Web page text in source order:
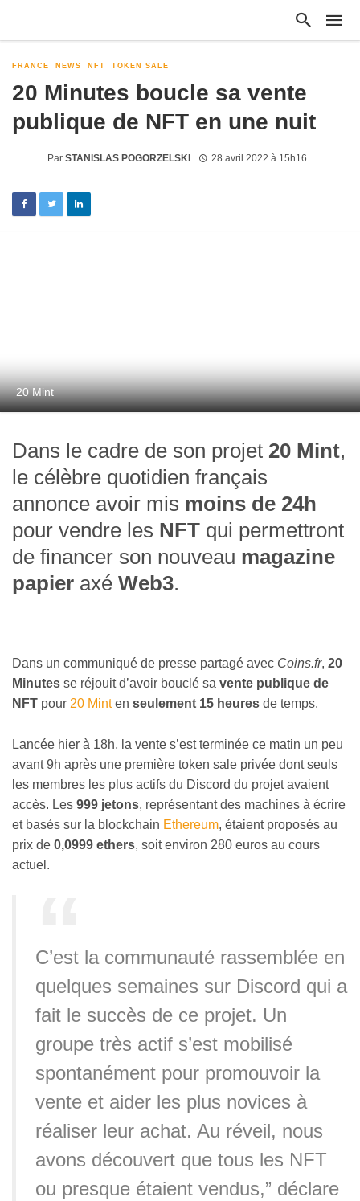
FRANCE NEWS NFT TOKEN SALE
20 Minutes boucle sa vente
publique de NFT en une nuit
Par STANISLAS POGORZELSKI 28 avril 2022 à 15h16
20 Mint
Dans le cadre de son projet 20 Mint,
le célèbre quotidien français
annonce avoir mis moins de 24h
pour vendre les NFT qui permettront
de financer son nouveau magazine
papier axé Web3.
Dans un communiqué de presse partagé avec Coins.fr, 20
Minutes se réjouit d’avoir bouclé sa vente publique de
NFT pour 20 Minten seulement 15 heures de temps.
Lancée hier à 18h, la vente s’est terminée ce matin un peu
avant 9h après une première token sale privée dont seuls
les membres les plus actifs du Discord du projet avaient
accès. Les 999 jetons, représentant des machines à écrire
et basés sur la blockchain Ethereum, étaient proposés au
prix de 0,0999 ethers, soit environ 280 euros au cours
actuel.
C’est la communauté rassemblée en
quelques semaines sur Discord qui a
fait le succès de ce projet. Un
groupe très actif s’est mobilisé
spontanément pour promouvoir la
vente et aider les plus novices à
réaliser leur achat. Au réveil, nous
avons découvert que tous les NFT
ou presque étaient vendus,” déclare